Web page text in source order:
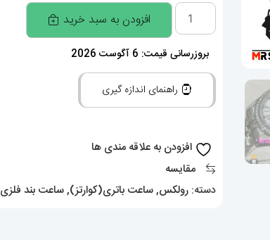
ساعت
رولکس
زنانه
دیت
جاست
قاب
نگین
افزودن به سبد خرید
بروزرسانی قیمت: 6 آگوست 2026
راهنمای اندازه گیری
افزودن به علاقه مندی ها
مقایسه
دسته: رولکس,ساعت باتری(کوارتز),ساعت بند فلزی